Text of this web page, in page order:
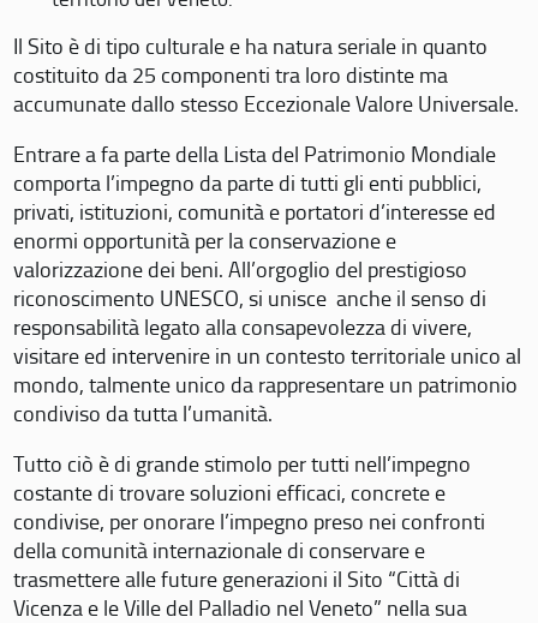
Il Sito è di tipo culturale e ha natura seriale in quanto
costituito da 25 componenti tra loro distinte ma
accumunate dallo stesso Eccezionale Valore Universale.
Entrare a fa parte della Lista del Patrimonio Mondiale
comporta l’impegno da parte di tutti gli enti pubblici,
privati, istituzioni, comunità e portatori d’interesse ed
enormi opportunità per la conservazione e
valorizzazione dei beni. All’orgoglio del prestigioso
riconoscimento UNESCO, si unisce anche il senso di
responsabilità legato alla consapevolezza di vivere,
visitare ed intervenire in un contesto territoriale unico al
mondo, talmente unico da rappresentare un patrimonio
condiviso da tutta l’umanità.
Tutto ciò è di grande stimolo per tutti nell’impegno
costante di trovare soluzioni efficaci, concrete e
condivise, per onorare l’impegno preso nei confronti
della comunità internazionale di conservare e
trasmettere alle future generazioni il Sito “Città di
Vicenza e le Ville del Palladio nel Veneto” nella sua